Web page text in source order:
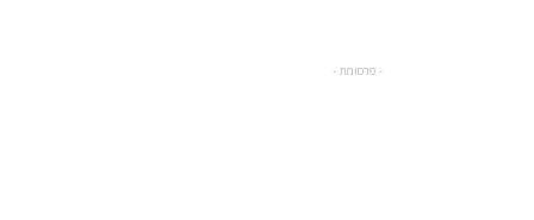
- פרסומת -